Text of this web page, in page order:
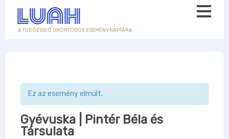
A TUDÓZSIDÓ UNORTODOX ESEMÉNYNAPTÁRA
Ez az esemény elmúlt.
Gyévuska | Pintér Béla és
Társulata